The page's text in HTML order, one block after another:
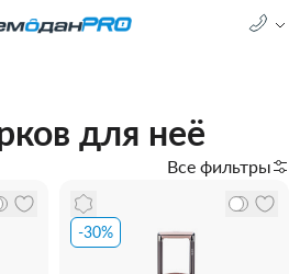
для неё
Все фильтры
-30%